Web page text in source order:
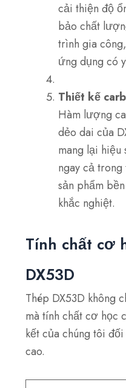
cải thiện độ
bảo chất
trình gia
ứng dụng có
Thiết kế
Hàm lượng
dẻo dai của
mang lại hiệu
ngay cả
sản phẩm
khắc nghiệt.
Tính chất cơ
DX53D
Thép DX53D không
mà tính chất cơ học
kết của chúng tôi
cao.